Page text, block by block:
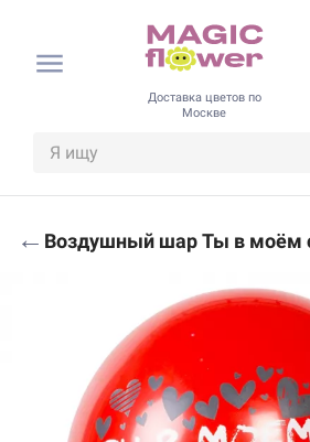
Доставка цветов по
Москве
← Воздушный шар Ты в моём